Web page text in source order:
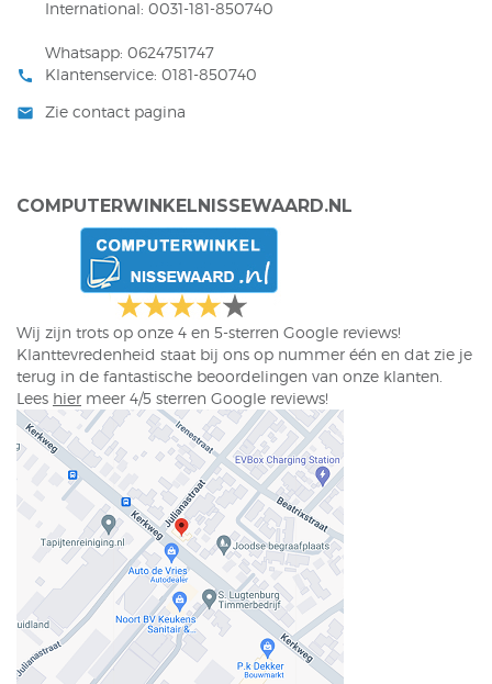
call
International: 0031-181-850740
Whatsapp: 0624751747
Klantenservice: 0181-850740
mail Zie contact pagina
COMPUTERWINKELNISSEWAARD.NL
Wij zijn trots op onze 4 en 5-sterren Google reviews!
Klanttevredenheid staat bij ons op nummer één en dat zie je
terug in de fantastische beoordelingen van onze klanten.
Lees hier meer 4/5 sterren Google reviews!